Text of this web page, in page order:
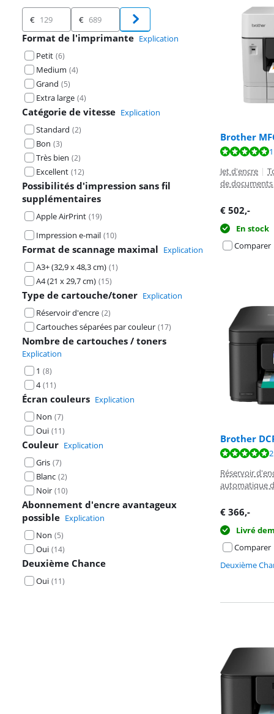
Prix
€ €
Format de l'imprimante Explication
Petit (6)
Medium (4)
Grand (5)
Extra large (4)
Catégorie de vitesse Explication
Standard (2)
Bon (3)
Très bien (2)
Excellent (12)
Possibilités d'impression sans fil
supplémentaires
Apple AirPrint (19)
Impression e-mail (10)
Format de scannage maximal Explication
A3+ (32,9 x 48,3 cm) (1)
A4 (21 x 29,7 cm) (15)
Type de cartouche/toner Explication
Réservoir d'encre (2)
Cartouches séparées par couleur (17)
Nombre de cartouches / toners
Explication
1 (8)
4 (11)
Écran couleurs Explication
Non (7)
Oui (11)
Couleur Explication
Gris (7)
Blanc (2)
Noir (10)
Abonnement d'encre avantageux
possible Explication
Non (5)
Oui (14)
Deuxième Chance
Oui (11)
Brother
La note est de
Jet d'encre |
de documents
€ 502,-
En stock
Comparer
La note est de
La note est de
Brother
La note est de
Réservoir
automatique
€ 366,-
Livré
Comparer
Deuxième
La note est de
La note est de